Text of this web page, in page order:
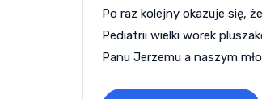
Po raz kolejny okazuje się,
Pediatrii wielki worek
Panu Jerzemu a naszym